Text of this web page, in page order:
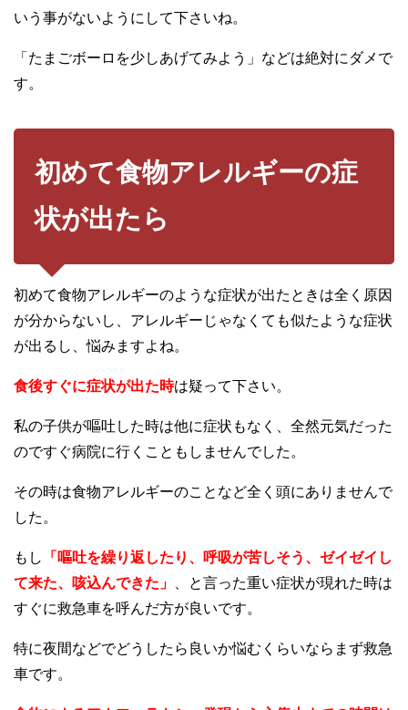
いう事がないようにして下さいね。
「たまごボーロを少しあげてみよう」などは絶対にダメで
す。
初めて食物アレルギーの症
状が出たら
初めて食物アレルギーのような症状が出たときは全く原因
が分からないし、アレルギーじゃなくても似たような症状
が出るし、悩みますよね。
食後すぐに症状が出た時は疑って下さい。
私の子供が嘔吐した時は他に症状もなく、全然元気だった
のですぐ病院に行くこともしませんでした。
その時は食物アレルギーのことなど全く頭にありませんで
した。
もし
「嘔吐を繰り返したり、呼吸が苦しそう、ゼイゼイし
て来た、咳込んできた」
、と言った重い症状が現れた時は
すぐに救急車を呼んだ方が良いです。
特に夜間などでどうしたら良いか悩むくらいならまず救急
車です。